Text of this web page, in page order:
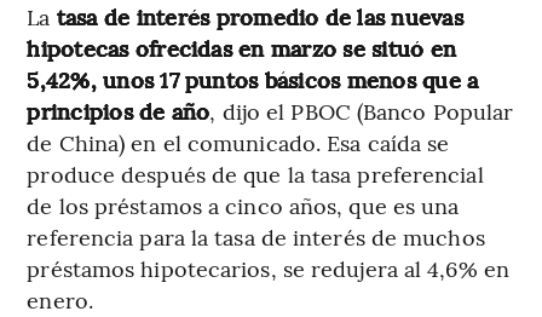
La tasa de interés promedio de las nuevas
hipotecas ofrecidas en marzo se situó en
5,42%, unos 17 puntos básicos menos que a
principios de año, dijo el PBOC (Banco Popular
de China) en el comunicado. Esa caída se
produce después de que la tasa preferencial
de los préstamos a cinco años, que es una
referencia para la tasa de interés de muchos
préstamos hipotecarios, se redujera al 4,6% en
enero.